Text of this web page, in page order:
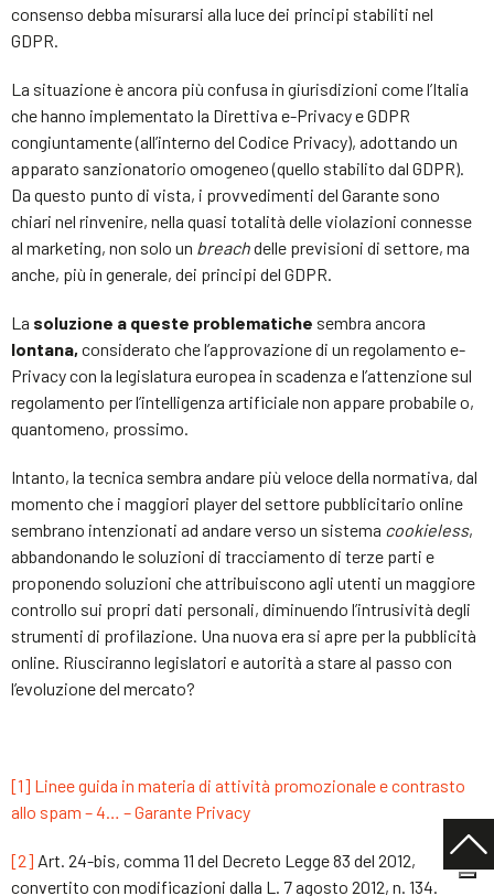
consenso debba misurarsi alla luce dei principi stabiliti nel
GDPR.
La situazione è ancora più confusa in giurisdizioni come l’Italia
che hanno implementato la Direttiva e-Privacy e GDPR
congiuntamente (all’interno del Codice Privacy), adottando un
apparato sanzionatorio omogeneo (quello stabilito dal GDPR).
Da questo punto di vista, i provvedimenti del Garante sono
chiari nel rinvenire, nella quasi totalità delle violazioni connesse
al marketing, non solo un breachdelle previsioni di settore, ma
anche, più in generale, dei principi del GDPR.
La soluzione a queste problematiche sembra ancora
lontana, considerato che l’approvazione di un regolamento e-
Privacy con la legislatura europea in scadenza e l’attenzione sul
regolamento per l’intelligenza artificiale non appare probabile o,
quantomeno, prossimo.
Intanto, la tecnica sembra andare più veloce della normativa, dal
momento che i maggiori player del settore pubblicitario online
sembrano intenzionati ad andare verso un sistema cookieless,
abbandonando le soluzioni di tracciamento di terze parti e
proponendo soluzioni che attribuiscono agli utenti un maggiore
controllo sui propri dati personali, diminuendo l’intrusività degli
strumenti di profilazione. Una nuova era si apre per la pubblicità
online. Riusciranno legislatori e autorità a stare al passo con
l’evoluzione del mercato?
[1] Linee guida in materia di attività promozionale e contrasto
allo spam – 4… – Garante Privacy
[2] Art. 24-bis, comma 11 del Decreto Legge 83 del 2012,
convertito con modificazioni dalla L. 7 agosto 2012, n. 134.